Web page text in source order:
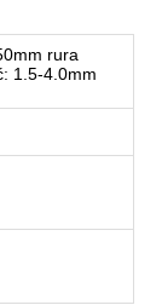
rura
1.5-4.0mm